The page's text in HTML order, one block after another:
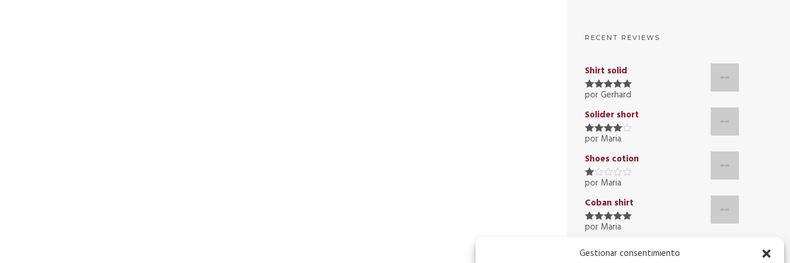
Gestionar consentimiento
RECENT REVIEWS
Shirt solid
Valorado
por Gerhard
Solider short
Valorado
5
por Maria
Shoes cotion
Valorado
1
de
5
por Maria
Coban shirt
Valorado
por Maria
Shirt solid